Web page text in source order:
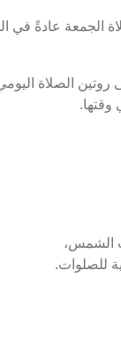
عادةً في
الصلاة
وقتها.
الشمس،
للصلوات.